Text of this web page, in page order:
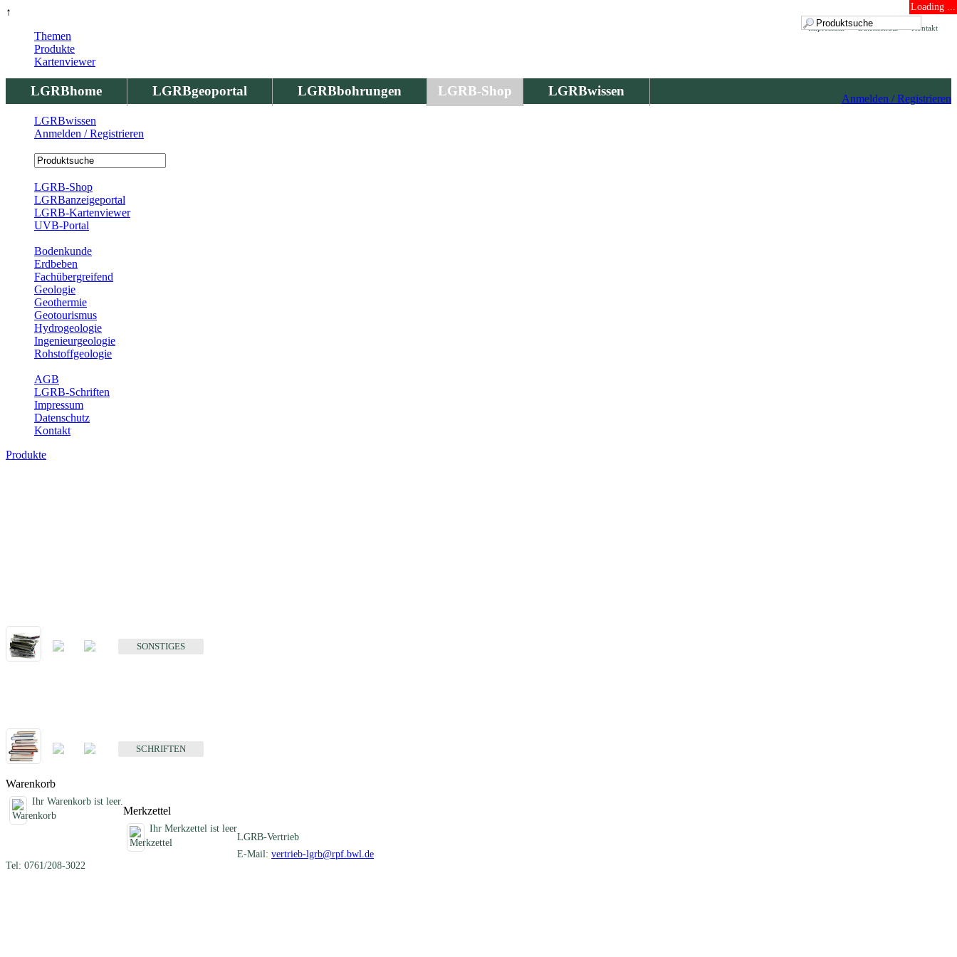
↑ Loading ...
Kontakt
Datenschutz
Impressum
LGRBhome LGRBgeoportal LGRBbohrungen LGRB-Shop LGRBwissen
Anmelden / Registrieren
Themen
Produkte
Kartenviewer
LGRBwissen
Anmelden / Registrieren
LGRB-Shop
LGRBanzeigeportal
LGRB-Kartenviewer
UVB-Portal
Bodenkunde
Erdbeben
Fachübergreifend
Geologie
Geothermie
Geotourismus
Hydrogeologie
Ingenieurgeologie
Rohstoffgeologie
AGB
LGRB-Schriften
Impressum
Datenschutz
Kontakt
Produkte
SONSTIGES
SCHRIFTEN
Warenkorb
Ihr Warenkorb ist leer.
Merkzettel
Ihr Merkzettel ist leer
LGRB-Vertrieb
E-Mail: vertrieb-lgrb@rpf.bwl.de
Tel: 0761/208-3022